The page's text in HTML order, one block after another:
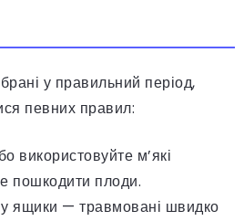
у правильний період,
певних правил:
використовуйте м’які
пошкодити плоди.
ящики — травмовані швидко